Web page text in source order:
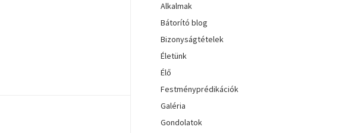
Alkalmak
Bátorító blog
Bizonyságtételek
Életünk
Élő
Festményprédikációk
Galéria
Gondolatok